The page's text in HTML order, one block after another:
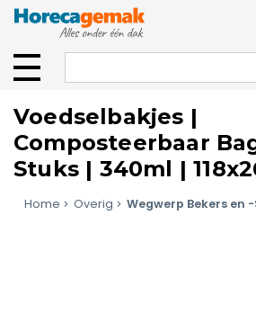
Voedselbakjes |
Composteerbaar
Stuks | 340ml |
Home Overig Wegwerp Bekers en